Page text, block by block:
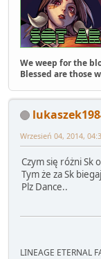
We weep for the
Blessed are those
Wrzesień 04, 2014,
Czym się różni Sk
Tym że za Sk
Plz Dance..
LINEAGE ETERNAL